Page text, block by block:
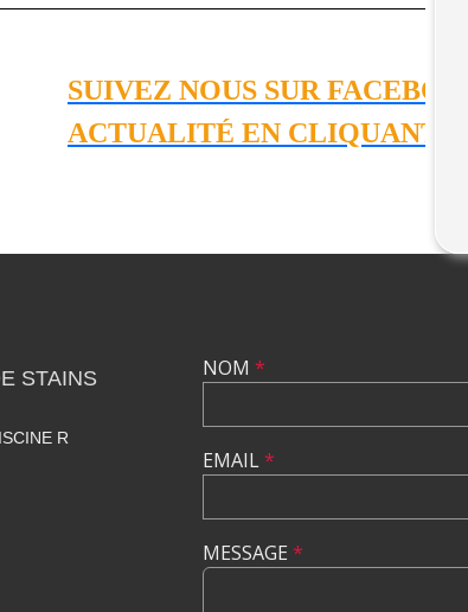
SUIVEZ NOUS SUR FACEBOOK
ACTUALITÉ EN CLIQUANT SUR
STAINS
R
NOM *
EMAIL*
MESSAGE *